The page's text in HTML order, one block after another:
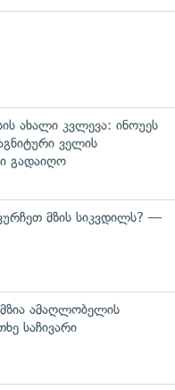
ახალი კვლევა: ინოუეს
ველის
გადაიღო
მზის სიკვდილს? —
ამაღლობელის
საჩივარი